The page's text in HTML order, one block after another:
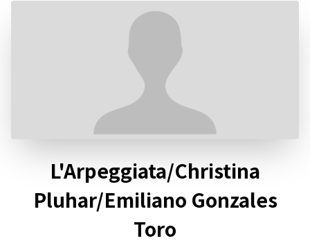
L'Arpeggiata/Christina
Pluhar/Emiliano Gonzales
Toro